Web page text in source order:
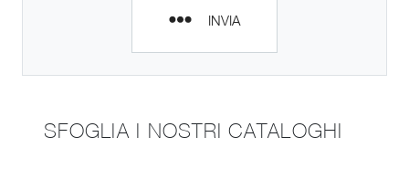
INVIA
SFOGLIA I NOSTRI CATALOGHI